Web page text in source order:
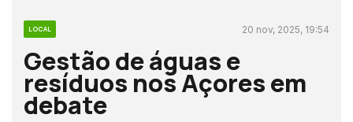
LOCAL 20 nov, 2025, 19:54
Gestão de águas e
resíduos nos Açores em
debate